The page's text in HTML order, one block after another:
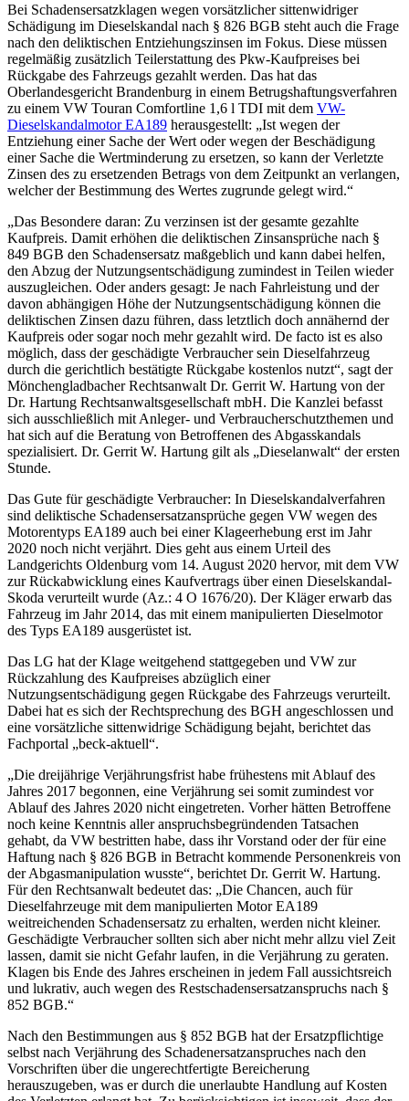
Bei Schadensersatzklagen wegen vorsätzlicher sittenwidriger
Schädigung im Dieselskandal nach § 826 BGB steht auch die Frage
nach den deliktischen Entziehungszinsen im Fokus. Diese müssen
regelmäßig zusätzlich Teilerstattung des Pkw-Kaufpreises bei
Rückgabe des Fahrzeugs gezahlt werden. Das hat das
Oberlandesgericht Brandenburg in einem Betrugshaftungsverfahren
zu einem VW Touran Comfortline 1,6 l TDI mit dem VW-
Dieselskandalmotor EA189 herausgestellt: „Ist wegen der
Entziehung einer Sache der Wert oder wegen der Beschädigung
einer Sache die Wertminderung zu ersetzen, so kann der Verletzte
Zinsen des zu ersetzenden Betrags von dem Zeitpunkt an verlangen,
welcher der Bestimmung des Wertes zugrunde gelegt wird.“
„Das Besondere daran: Zu verzinsen ist der gesamte gezahlte
Kaufpreis. Damit erhöhen die deliktischen Zinsansprüche nach §
849 BGB den Schadensersatz maßgeblich und kann dabei helfen,
den Abzug der Nutzungsentschädigung zumindest in Teilen wieder
auszugleichen. Oder anders gesagt: Je nach Fahrleistung und der
davon abhängigen Höhe der Nutzungsentschädigung können die
deliktischen Zinsen dazu führen, dass letztlich doch annähernd der
Kaufpreis oder sogar noch mehr gezahlt wird. De facto ist es also
möglich, dass der geschädigte Verbraucher sein Dieselfahrzeug
durch die gerichtlich bestätigte Rückgabe kostenlos nutzt“, sagt der
Mönchengladbacher Rechtsanwalt Dr. Gerrit W. Hartung von der
Dr. Hartung Rechtsanwaltsgesellschaft mbH. Die Kanzlei befasst
sich ausschließlich mit Anleger- und Verbraucherschutzthemen und
hat sich auf die Beratung von Betroffenen des Abgasskandals
spezialisiert. Dr. Gerrit W. Hartung gilt als „Dieselanwalt“ der ersten
Stunde.
Das Gute für geschädigte Verbraucher: In Dieselskandalverfahren
sind deliktische Schadensersatzansprüche gegen VW wegen des
Motorentyps EA189 auch bei einer Klageerhebung erst im Jahr
2020 noch nicht verjährt. Dies geht aus einem Urteil des
Landgerichts Oldenburg vom 14. August 2020 hervor, mit dem VW
zur Rückabwicklung eines Kaufvertrags über einen Dieselskandal-
Skoda verurteilt wurde (Az.: 4 O 1676/20). Der Kläger erwarb das
Fahrzeug im Jahr 2014, das mit einem manipulierten Dieselmotor
des Typs EA189 ausgerüstet ist.
Das LG hat der Klage weitgehend stattgegeben und VW zur
Rückzahlung des Kaufpreises abzüglich einer
Nutzungsentschädigung gegen Rückgabe des Fahrzeugs verurteilt.
Dabei hat es sich der Rechtsprechung des BGH angeschlossen und
eine vorsätzliche sittenwidrige Schädigung bejaht, berichtet das
Fachportal „beck-aktuell“.
„Die dreijährige Verjährungsfrist habe frühestens mit Ablauf des
Jahres 2017 begonnen, eine Verjährung sei somit zumindest vor
Ablauf des Jahres 2020 nicht eingetreten. Vorher hätten Betroffene
noch keine Kenntnis aller anspruchsbegründenden Tatsachen
gehabt, da VW bestritten habe, dass ihr Vorstand oder der für eine
Haftung nach § 826 BGB in Betracht kommende Personenkreis von
der Abgasmanipulation wusste“, berichtet Dr. Gerrit W. Hartung.
Für den Rechtsanwalt bedeutet das: „Die Chancen, auch für
Dieselfahrzeuge mit dem manipulierten Motor EA189
weitreichenden Schadensersatz zu erhalten, werden nicht kleiner.
Geschädigte Verbraucher sollten sich aber nicht mehr allzu viel Zeit
lassen, damit sie nicht Gefahr laufen, in die Verjährung zu geraten.
Klagen bis Ende des Jahres erscheinen in jedem Fall aussichtsreich
und lukrativ, auch wegen des Restschadensersatzanspruchs nach §
852 BGB.“
Nach den Bestimmungen aus § 852 BGB hat der Ersatzpflichtige
selbst nach Verjährung des Schadenersatzanspruches nach den
Vorschriften über die ungerechtfertigte Bereicherung
herauszugeben, was er durch die unerlaubte Handlung auf Kosten